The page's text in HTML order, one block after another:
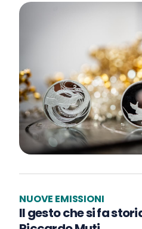
NUOVE EMISSIONI
Il gesto che si fa